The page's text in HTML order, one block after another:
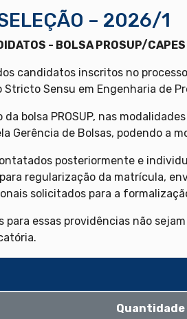
– 2026/1
- BOLSA PROSUP/
candidatos inscritos no
Stricto Sensu em Engenharia de
bolsa PROSUP, nas
Gerência de Bolsas, podendo a
posteriormente e
regularização da matrícula,
solicitados para a
para essas providências não